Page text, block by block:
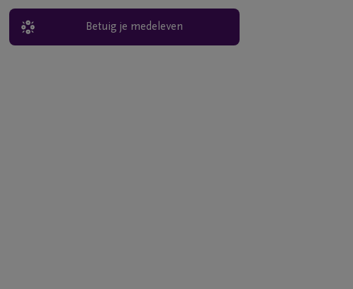
Betuig je medeleven